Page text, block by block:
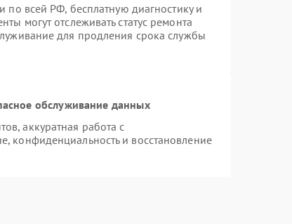
по всей РФ, бесплатную диагностику и
могут отслеживать статус ремонта
для продления срока службы
обслуживание данных
аккуратная работа с
конфиденциальность и восстановление